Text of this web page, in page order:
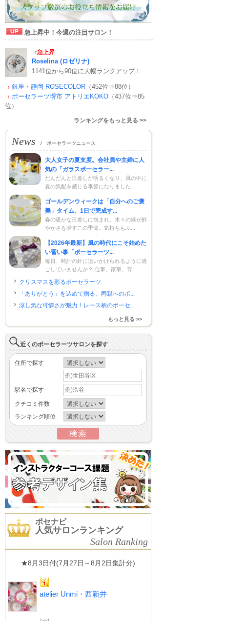
急上昇中！今週の注目サロン！
↑急上昇
Roselina (ロゼリナ)
1141位から90位に大幅ランクアップ！
↑ 銀座・静岡 ROSECOLOR （452位⇒88位）
↑ ポーセラーツ堺市 アトリエKOKO （437位⇒85
位）
ランキングをもっと見る >>
News / ポーセラーツニュース
大人女子の夏支度。会社員や主婦に人
気の「ガラスポーセラー...
だんだんと日差しが明るくなり、風の中に
夏の気配を感じる季節になりました...
ゴールデンウィークは「自分へのご褒
美」タイム。1日で完成す...
春の暖かな日差しに包まれ、木々の緑が鮮
やかさを増すこの季節。気持ちもふ...
【2026年最新】風の時代にこそ始めた
い習い事「ポーセラーツ...
毎日、時計の針に追いかけられるように過
ごしていませんか？ 仕事、家事、育...
クリスマスを彩るポーセラーツ
「ありがとう」を込めて贈る、両親へのポ...
涼し気な可憐さが魅力！レース柄のポーセ...
もっと見る >>
近くのポーセラーツサロンを探す
住所で探す
駅名で探す
クチコミ件数
ランキング順位
ポセナビ
人気サロンランキング
Salon Ranking
★8月3日付(7月27日～8月2日集計分)
atelier Unmi・西新井